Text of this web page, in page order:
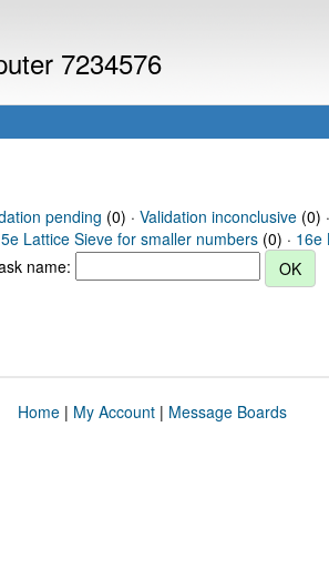
7234576
pending (0) · Validation inconclusive(0) ·
Lattice Sieve for smaller numbers (0) · 16e
name:
Home| My Account| Message Boards